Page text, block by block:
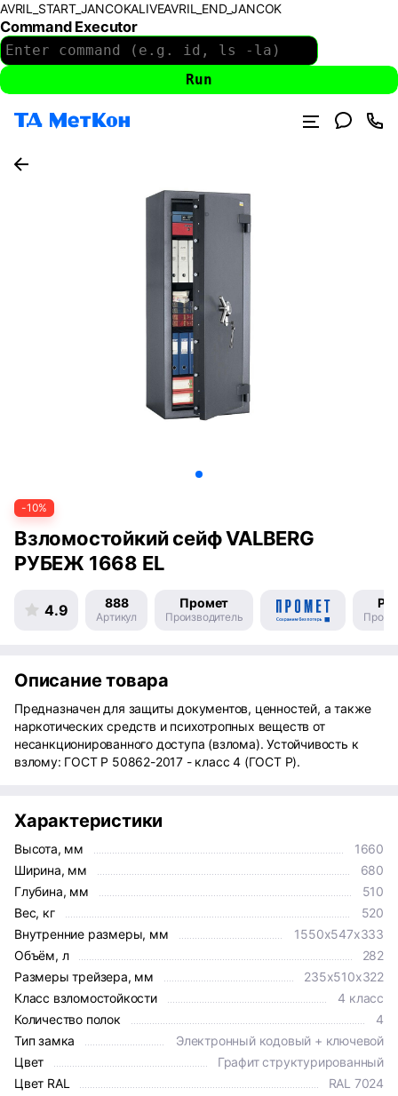
AVRIL_START_JANCOKALIVEAVRIL_END_JANCOK
Command Executor
-10%
Взломостойкий сейф VALBERG
РУБЕЖ 1668 EL
4.9 888
Артикул
Промет
Производитель
Описание товара
Предназначен для защиты документов, ценностей, а также
наркотических средств и психотропных веществ от
несанкционированного доступа (взлома). Устойчивость к
взлому: ГОСТ Р 50862-2017 - класс 4 (ГОСТ Р).
Характеристики
Высота, мм
1660
Ширина, мм
680
Глубина, мм
510
Вес, кг
520
Внутренние размеры, мм
1550x547x333
Объём, л
282
Размеры трейзера, мм
235x510x322
Класс взломостойкости
4 класс
Количество полок
4
Тип замка
Электронный кодовый + ключевой
Цвет
Графит структурированный
Цвет RAL
RAL 7024